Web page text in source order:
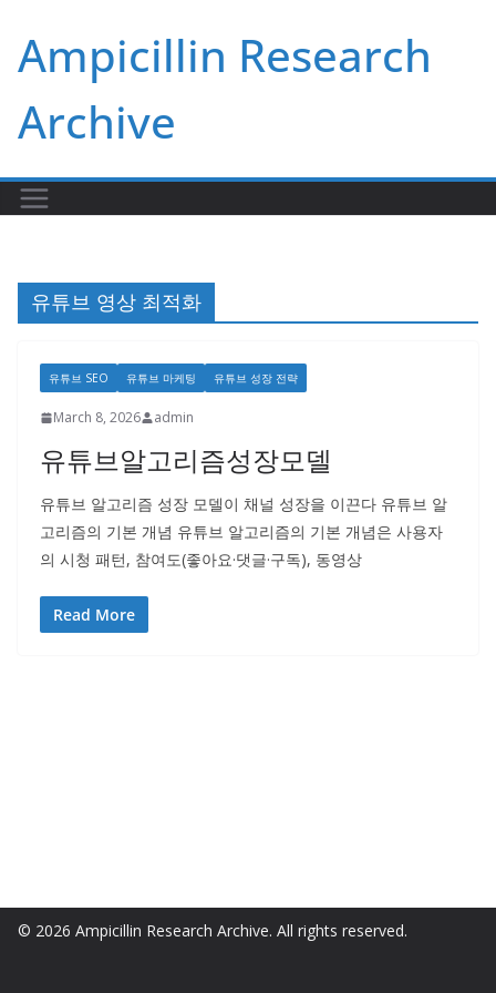
content
Ampicillin Research
Archive
유튜브 영상 최적화
유튜브 SEO 유튜브 마케팅 유튜브 성장 전략
March 8, 2026 admin
유튜브알고리즘성장모델
유튜브 알고리즘 성장 모델이 채널 성장을 이끈다 유튜브 알
고리즘의 기본 개념 유튜브 알고리즘의 기본 개념은 사용자
의 시청 패턴, 참여도(좋아요·댓글·구독), 동영상
Read More
© 2026 Ampicillin Research Archive. All rights reserved.